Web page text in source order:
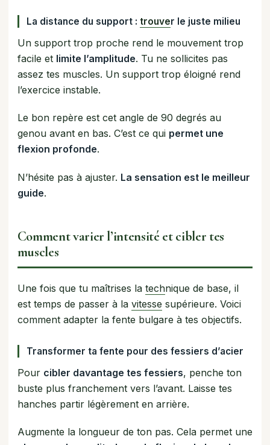
La distance du support : trouver le juste milieu
Un support trop proche rend le mouvement trop
facile et limite l’amplitude. Tu ne sollicites pas
assez tes muscles. Un support trop éloigné rend
l’exercice instable.
Le bon repère est cet angle de 90 degrés au
genou avant en bas. C’est ce qui permet une
flexion profonde.
N’hésite pas à ajuster. La sensation est le meilleur
guide.
Comment varier l’intensité et cibler tes
muscles
Une fois que tu maîtrises la technique de base, il
est temps de passer à la vitesse supérieure. Voici
comment adapter la fente bulgare à tes objectifs.
Transformer ta fente pour des fessiers d’acier
Pour cibler davantage tes fessiers, penche ton
buste plus franchement vers l’avant. Laisse tes
hanches partir légèrement en arrière.
Augmente la longueur de ton pas. Cela permet une